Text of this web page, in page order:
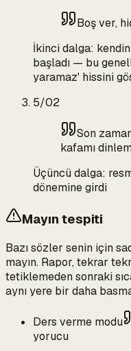
Boş ver,
İkinci dalga:
başladı — bu
yaramaz' hissini
5/02
Son
kafamı
Üçüncü dalga:
dönemine girdi
Mayın tespiti
Bazı sözler senin için
mayın. Rapor, tekrar
tetiklemeden sonraki
aynı yere bir daha
Ders verme modu
yorucu